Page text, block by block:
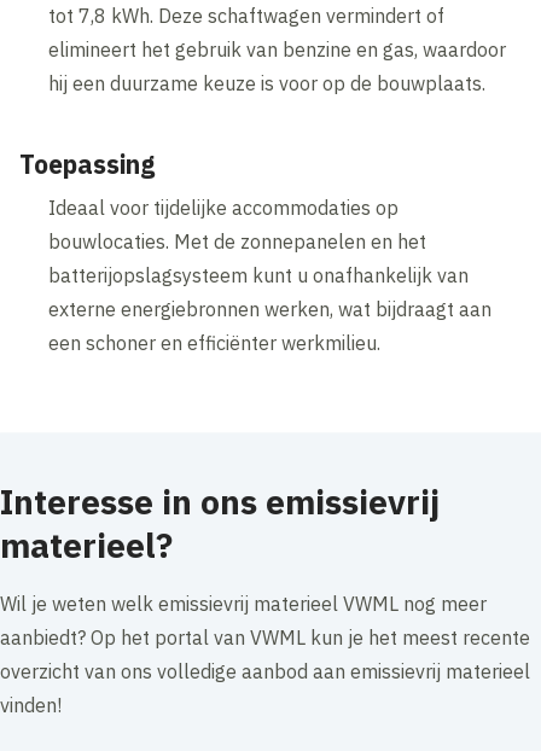
tot 7,8 kWh. Deze schaftwagen vermindert of
elimineert het gebruik van benzine en gas, waardoor
hij een duurzame keuze is voor op de bouwplaats.
Toepassing
Ideaal voor tijdelijke accommodaties op
bouwlocaties. Met de zonnepanelen en het
batterijopslagsysteem kunt u onafhankelijk van
externe energiebronnen werken, wat bijdraagt aan
een schoner en efficiënter werkmilieu.
Interesse in ons emissievrij
materieel?
Wil je weten welk emissievrij materieel VWML nog meer
aanbiedt? Op het portal van VWML kun je het meest recente
overzicht van ons volledige aanbod aan emissievrij materieel
vinden!